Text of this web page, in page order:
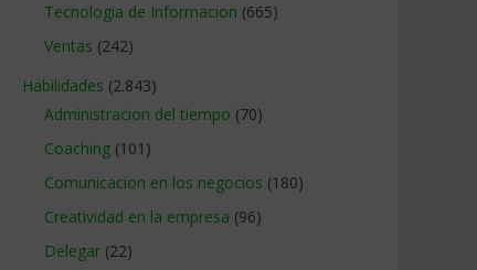
Tecnologia de Informacion (665)
Ventas (242)
Habilidades (2.843)
Administracion del tiempo (70)
Coaching (101)
Comunicacion en los negocios (180)
Creatividad en la empresa (96)
Delegar (22)